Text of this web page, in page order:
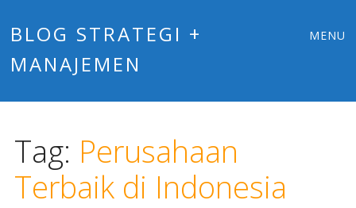
BLOG STRATEGI +
MANAJEMEN
MENU
Tag: Perusahaan
Terbaik di Indonesia